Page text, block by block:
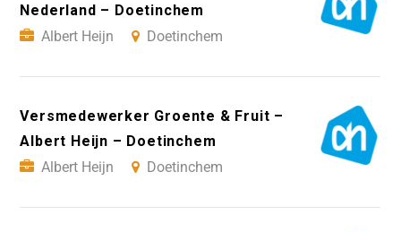
Nederland – Doetinchem
Albert Heijn
Doetinchem
Versmedewerker Groente & Fruit –
Albert Heijn – Doetinchem
Albert Heijn
Doetinchem